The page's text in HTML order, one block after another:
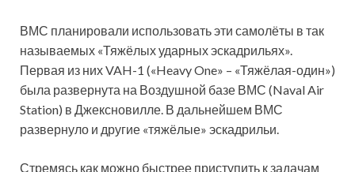
ВМС планировали использовать эти самолёты в так
называемых «Тяжёлых ударных эскадрильях».
Первая из них VAH-1 («Heavy One» – «Тяжёлая-один»)
была развернута на Воздушной базе ВМС (Naval Air
Station) в Джексновилле. В дальнейшем ВМС
развернуло и другие «тяжёлые» эскадрильи.
Стремясь как можно быстрее приступить к задачам